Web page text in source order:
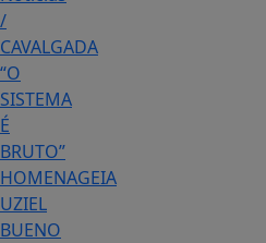
/
CAVALGADA
“O
SISTEMA
É
BRUTO”
HOMENAGEIA
UZIEL
BUENO